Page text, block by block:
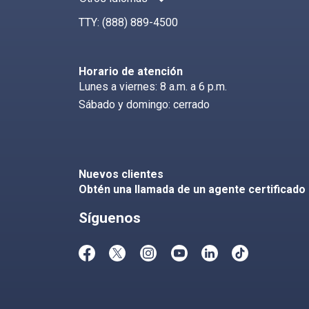
TTY: (888) 889-4500
Horario de atención
Lunes a viernes: 8 a.m. a 6 p.m.
Sábado y domingo: cerrado
Nuevos clientes
Obtén una llamada de un agente certificado
Síguenos